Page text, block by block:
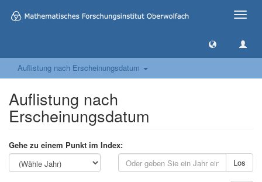
Toggle
Auflistung nach Erscheinungsdatum
Auflistung nach
Erscheinungsdatum
Gehe zu einem Punkt im Index:
Los